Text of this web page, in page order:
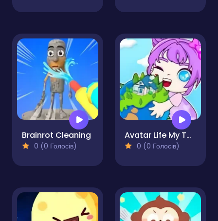
Brainrot Cleaning
0 (0 Голосів)
Avatar Life My Town
0 (0 Голосів)